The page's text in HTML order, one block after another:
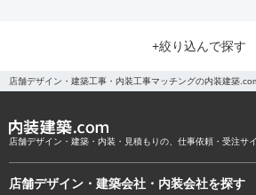
+絞り込んで探す
店舗デザイン・建築工事・内装工事マッチングの内装建築
店舗デザイン・建築・内装・見積もりの、仕事依頼・受注サ
店舗デザイン・建築会社・内装会社を探す